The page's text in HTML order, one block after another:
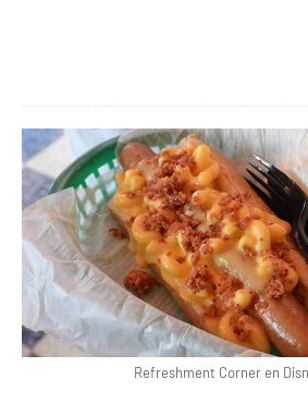
Refreshment Corner en